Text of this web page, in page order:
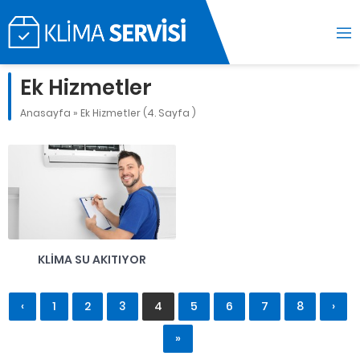
Ek Hizmetler
Anasayfa » Ek Hizmetler (4. Sayfa )
KLIMA SU AKITIYOR
‹ 1 2 3 4 5 6 7 8
›
»